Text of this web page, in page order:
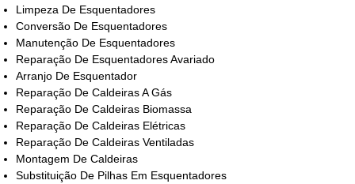
Limpeza De Esquentadores
Conversão De Esquentadores
Manutenção De Esquentadores
Reparação De Esquentadores Avariado
Arranjo De Esquentador
Reparação De Caldeiras A Gás
Reparação De Caldeiras Biomassa
Reparação De Caldeiras Elétricas
Reparação De Caldeiras Ventiladas
Montagem De Caldeiras
Substituição De Pilhas Em Esquentadores